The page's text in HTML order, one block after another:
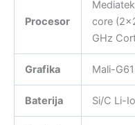
Procesor
core
GHz
Grafika Mali-
Baterija Si/C Li-